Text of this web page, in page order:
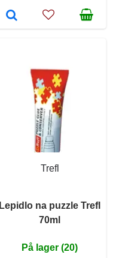
Trefl
Lepidlo na puzzle Trefl
70ml
På lager (20)